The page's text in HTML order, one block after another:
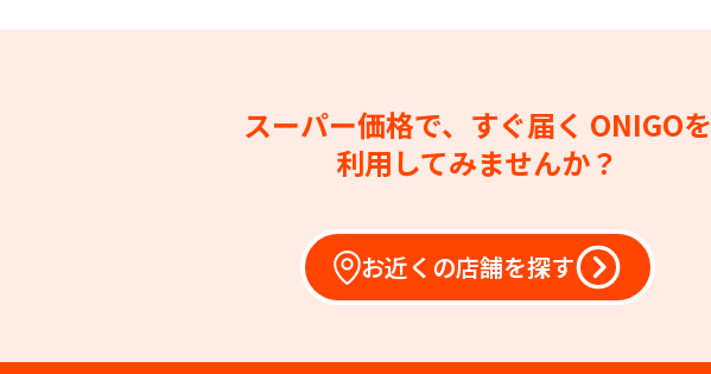
スーパー価格で、すぐ届く ONIGOを
利用してみませんか？
お近くの店舗を探す